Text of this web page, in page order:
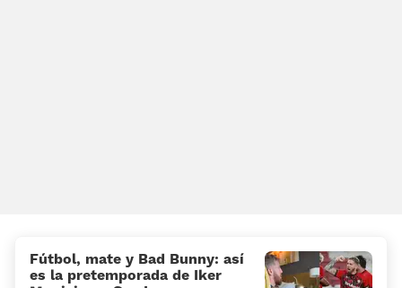
Fútbol, mate y Bad Bunny: así
es la pretemporada de Iker